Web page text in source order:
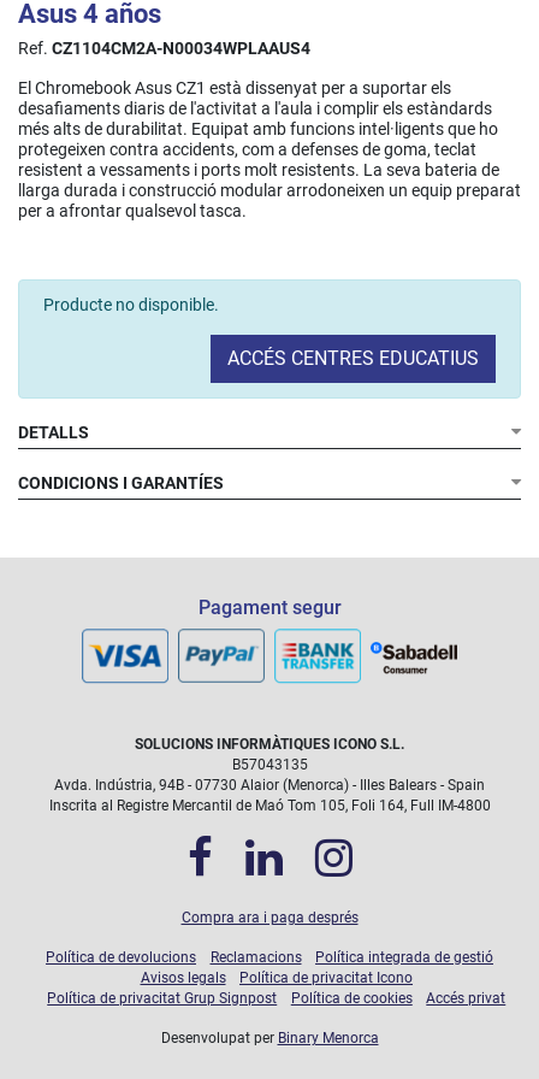
Asus 4 años
Ref. CZ1104CM2A-N00034WPLAAUS4
El Chromebook Asus CZ1 està dissenyat per a suportar els
desafiaments diaris de l'activitat a l'aula i complir els estàndards
més alts de durabilitat. Equipat amb funcions intel·ligents que ho
protegeixen contra accidents, com a defenses de goma, teclat
resistent a vessaments i ports molt resistents. La seva bateria de
llarga durada i construcció modular arrodoneixen un equip preparat
per a afrontar qualsevol tasca.
Producte no disponible.
ACCÉS CENTRES EDUCATIUS
DETALLS
Les intervencions degudes a danys accidentals (trencament
de pantalla…) que quedin cobertes durant el temps que duri
el pla, sense cap cost extra.
CONDICIONS I GARANTÍES
Pagament segur
SOLUCIONS INFORMÀTIQUES ICONO S.L.
B57043135
Avda. Indústria, 94B - 07730 Alaior (Menorca) - Illes Balears - Spain
Inscrita al Registre Mercantil de Maó Tom 105, Foli 164, Full IM-4800
Compra ara i paga després
Política de devolucions Reclamacions
Política integrada de gestió
Avisos legals
Política de privacitat Icono
Política de privacitat Grup Signpost
Política de cookies Accés privat
Desenvolupat per Binary Menorca